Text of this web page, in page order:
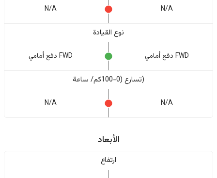
N/A
N/A
نوع القيادة
FWD دفع أمامي FWD دفع أمامي
(تسارع (0-100كم/ ساعة
N/A
N/A
الأبعاد
ارتفاع